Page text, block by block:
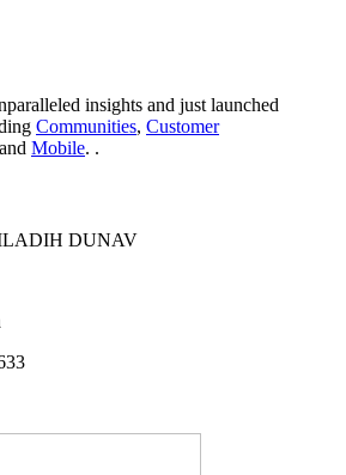
insights and just launched
Communities, Customer
and Mobile. .
DUNAV